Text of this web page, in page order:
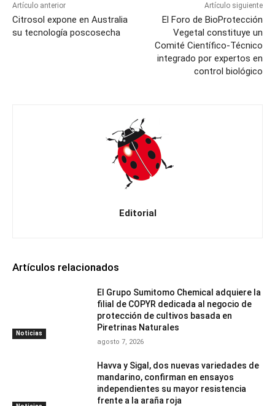
Artículo anterior
Citrosol expone en Australia
su tecnología poscosecha
Artículo siguiente
El Foro de BioProtección
Vegetal constituye un
Comité Científico-Técnico
integrado por expertos en
control biológico
Editorial
Artículos relacionados
Noticias
El Grupo Sumitomo Chemical adquiere la
filial de COPYR dedicada al negocio de
protección de cultivos basada en
Piretrinas Naturales
agosto 7, 2026
Havva y Sigal, dos nuevas variedades de
mandarino, confirman en ensayos
independientes su mayor resistencia
frente a la araña roja